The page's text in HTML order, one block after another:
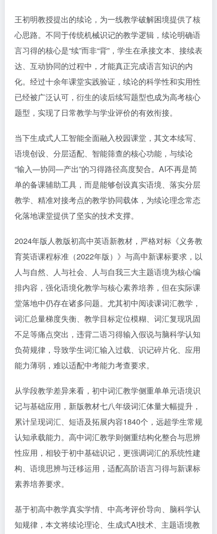
王初明教授提出的续论，为一线教学破解困境提供了核
心思路。不同于传统机械识记的教学逻辑，续论明确语
言习得的核心是“续”而非“背”，学生在承接文本、接续表
达、互动协同的过程中，才能真正完成语言知识的内
化。经过十余年课堂实践验证，续论的科学性和实用性
已经被广泛认可，衍生的读后续写题型也成为高考核心
题型，实现了日常教学与学业评价的有效衔接。
当下生成式人工智能全面融入校园课堂，其文本续写、
语境创设、分层适配、智能筛查的核心功能，与续论
“输入—协同—产出”的习得路径高度契合。AI不再是简
单的备课辅助工具，而是能够创设真实语境、落实分层
教学、精准对接考点的教学协同载体，为续论理念常态
化落地课堂提供了坚实的技术支撑。
2024年版人教版初高中英语新教材，严格对标《义务教
育英语课程标准（2022年版）》与高中新课标要求，以
人与自然、人与社会、人与自我三大主题语境为核心编
排内容，强化语境化教学与核心素养培养，但在实际课
堂落地中仍存在诸多问题。尤其初中阅读课词汇教学，
词汇总量梯度失衡、教学目标定位模糊、词汇复现巩固
不足等痛点突出，违背二语习得输入假说与脑科学认知
负荷规律，导致学生词汇输入过载、识记碎片化、应用
能力薄弱，难以适配中考能力考查要求。
从学段教学差异来看，初中词汇教学侧重单单元语境识
记与基础应用，新版教材七八年级词汇体量大幅提升，
累计呈现词汇、短语及拓展内容1840个，远超学生常规
认知承载能力。高中词汇教学则侧重结构化整合与思辨
性应用，相较于初中基础识记，更强调词汇的系统性建
构、语境思辨与迁移运用，适配高阶语言习得与新课标
素养培养要求。
基于初高中教学真实学情、中高考评价导向、脑科学认
知规律，本文将续论理论、生成式AI技术、主题语境教